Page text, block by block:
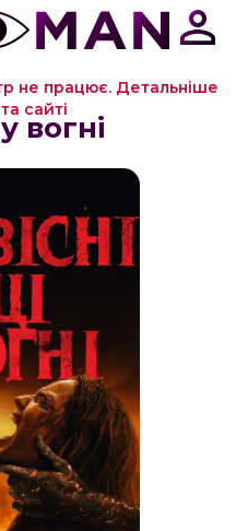
не працює. Детальніше
сайті
вогні